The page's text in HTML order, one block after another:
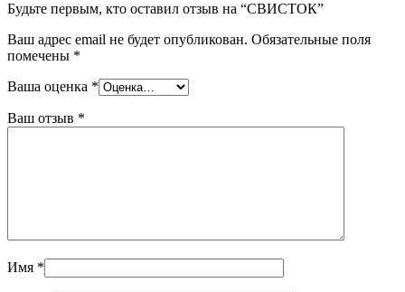
Будьте первым, кто оставил отзыв на “СВИСТОК”
Ваш адрес email не будет опубликован. Обязательные поля
помечены *
Ваша оценка *
Ваш отзыв *
Имя *